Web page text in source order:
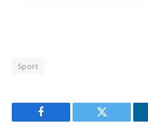
Sport
Facebook Twitter